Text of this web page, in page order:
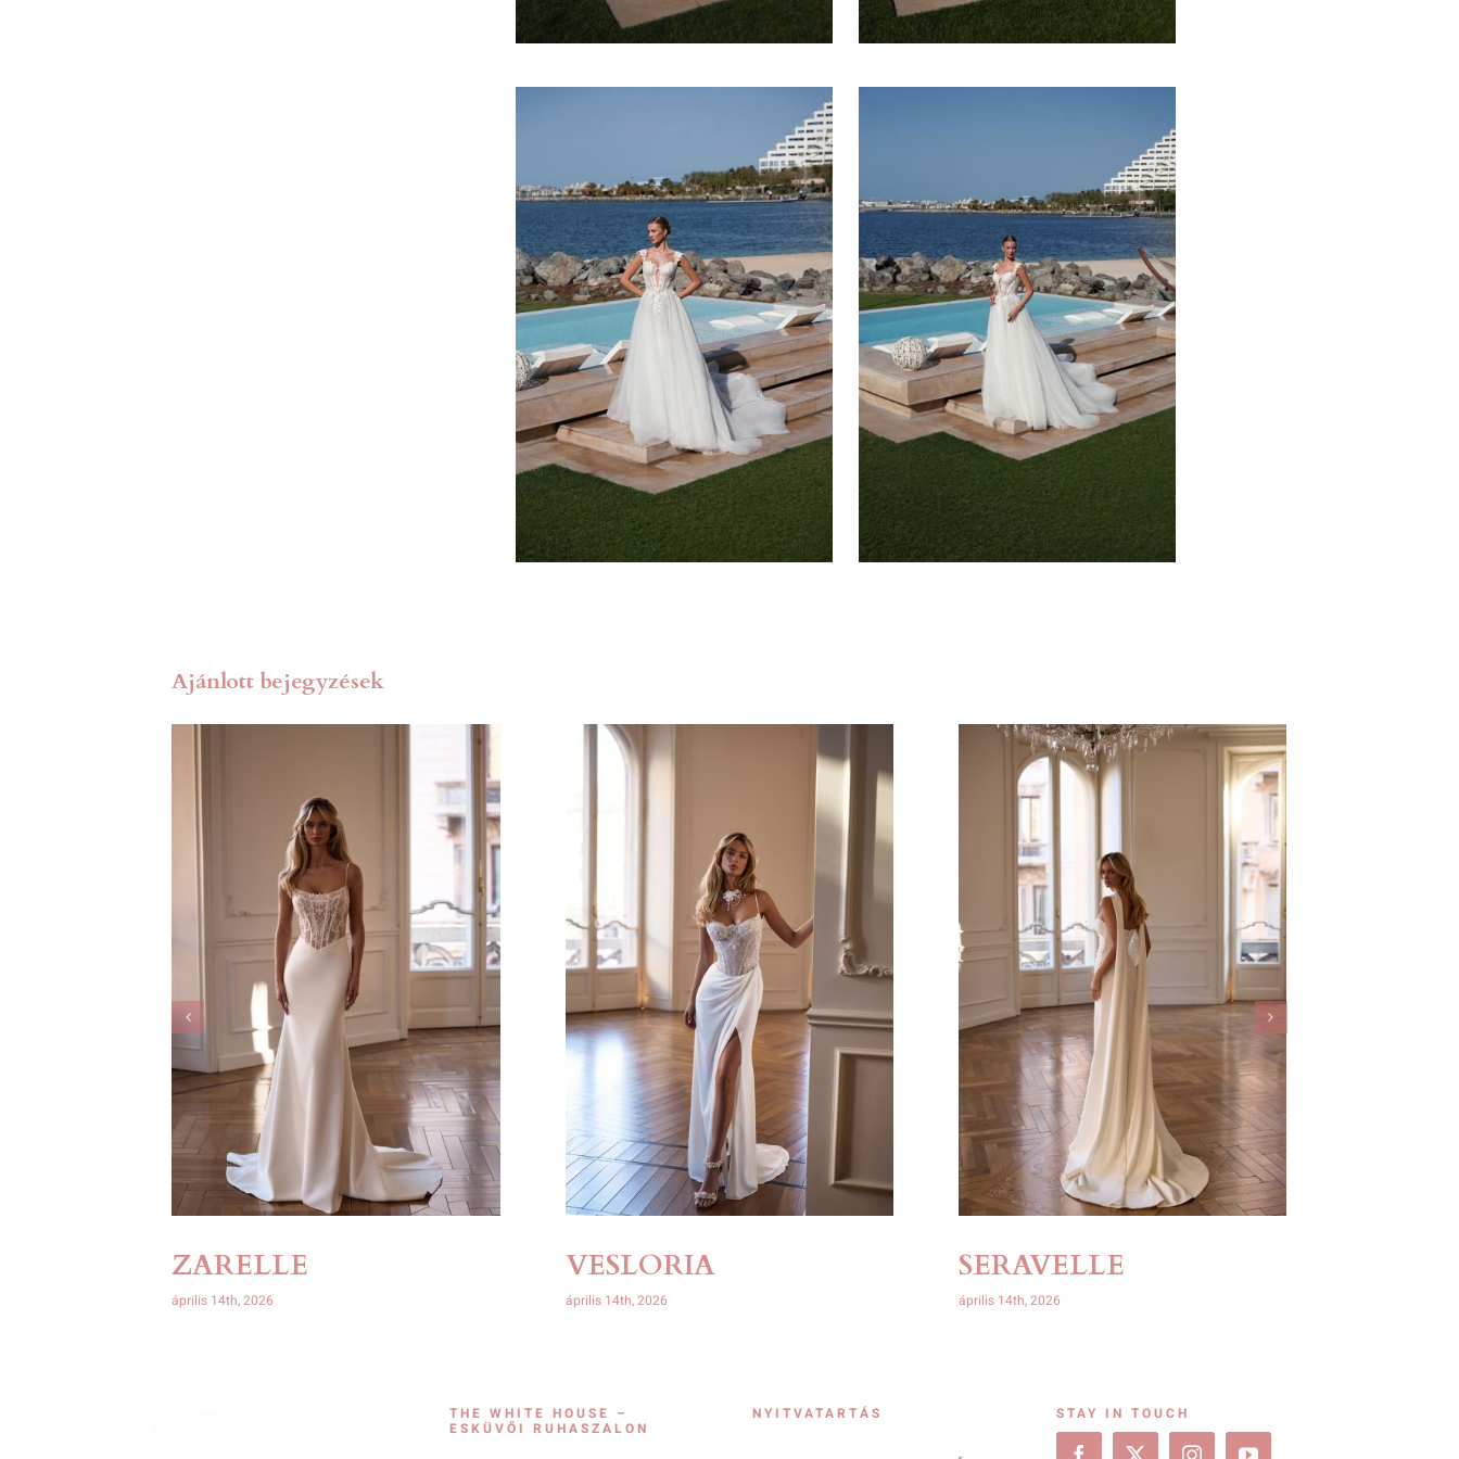
Ajánlott bejegyzések
ZARELLE
április 14th, 2026
VESLORIA
április 14th, 2026
SERAVELLE
április 14th, 2026
THE WHITE HOUSE –
ESKÜVŐI RUHASZALON
NYITVATARTÁS STAY IN TOUCH